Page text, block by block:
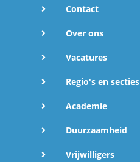
Contact
Over ons
Vacatures
Regio's en secties
Academie
Duurzaamheid
Vrijwilligers